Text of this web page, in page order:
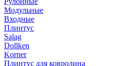
Модульные
Входные
Плинтус
Salag
Dollken
Korner
Плинтус для ковролина